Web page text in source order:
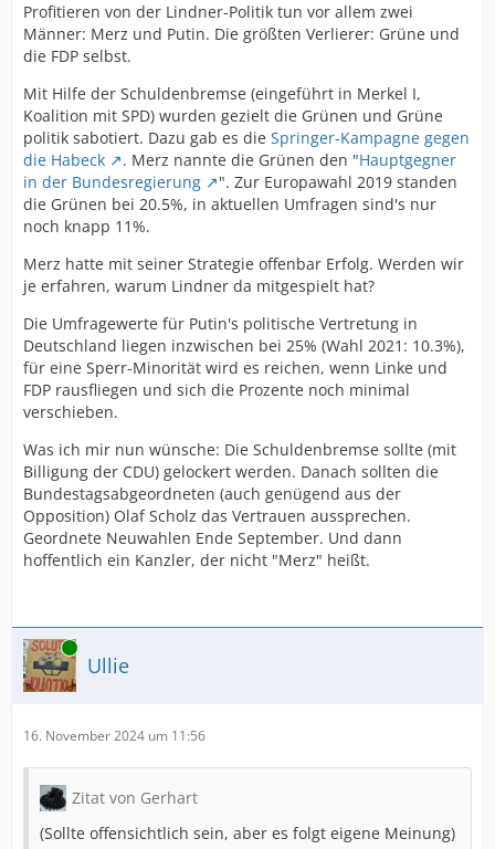
Profitieren von der Lindner-Politik tun vor allem zwei
Männer: Merz und Putin. Die größten Verlierer: Grüne und
die FDP selbst.
Mit Hilfe der Schuldenbremse (eingeführt in Merkel I,
Koalition mit SPD) wurden gezielt die Grünen und Grüne
politik sabotiert. Dazu gab es die Springer-Kampagne gegen
die Habeck
. Merz nannte die Grünen den "Hauptgegner
in der Bundesregierung
". Zur Europawahl 2019 standen
die Grünen bei 20.5%, in aktuellen Umfragen sind's nur
noch knapp 11%.
Merz hatte mit seiner Strategie offenbar Erfolg. Werden wir
je erfahren, warum Lindner da mitgespielt hat?
Die Umfragewerte für Putin's politische Vertretung in
Deutschland liegen inzwischen bei 25% (Wahl 2021: 10.3%),
für eine Sperr-Minorität wird es reichen, wenn Linke und
FDP rausfliegen und sich die Prozente noch minimal
verschieben.
Was ich mir nun wünsche: Die Schuldenbremse sollte (mit
Billigung der CDU) gelockert werden. Danach sollten die
Bundestagsabgeordneten (auch genügend aus der
Opposition) Olaf Scholz das Vertrauen aussprechen.
Geordnete Neuwahlen Ende September. Und dann
hoffentlich ein Kanzler, der nicht "Merz" heißt.
Online
Ullie
16. November 2024 um 11:56
Zitat von Gerhart
(Sollte offensichtlich sein, aber es folgt eigene Meinung)